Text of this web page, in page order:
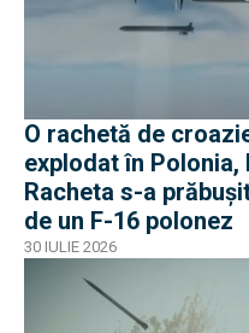
O rachetă de
explodat în
Racheta s-a
de un F-16 polonez
30 IULIE 2026